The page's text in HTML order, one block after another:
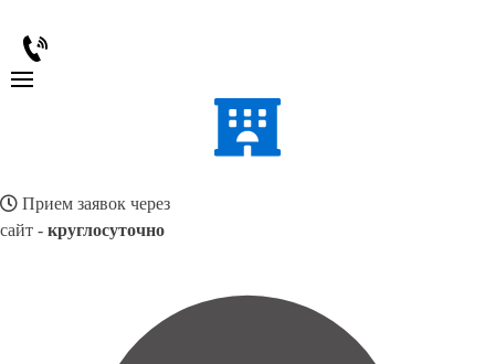
Прием заявок через
сайт - круглосуточно